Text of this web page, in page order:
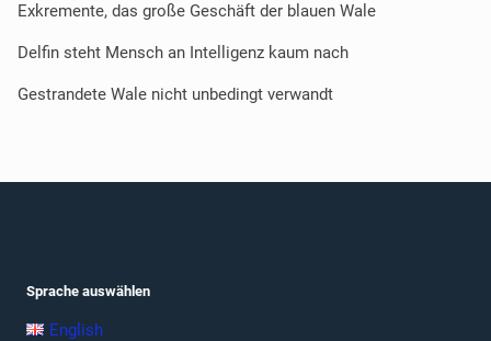
Exkremente, das große Geschäft der blauen Wale
Delfin steht Mensch an Intelligenz kaum nach
Gestrandete Wale nicht unbedingt verwandt
Sprache auswählen
English